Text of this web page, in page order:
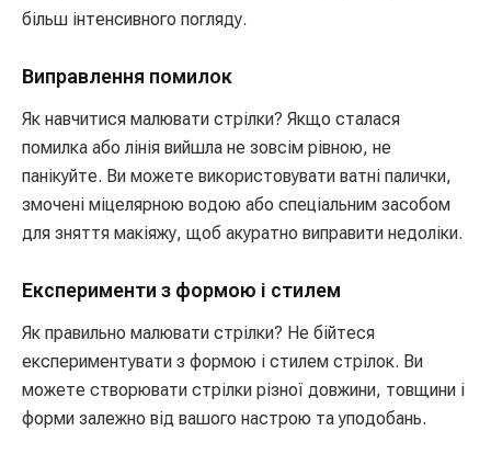
більш інтенсивного погляду.
Виправлення помилок
Як навчитися малювати стрілки? Якщо сталася
помилка або лінія вийшла не зовсім рівною, не
панікуйте. Ви можете використовувати ватні палички,
змочені міцелярною водою або спеціальним засобом
для зняття макіяжу, щоб акуратно виправити недоліки.
Експерименти з формою і стилем
Як правильно малювати стрілки? Не бійтеся
експериментувати з формою і стилем стрілок. Ви
можете створювати стрілки різної довжини, товщини і
форми залежно від вашого настрою та уподобань.